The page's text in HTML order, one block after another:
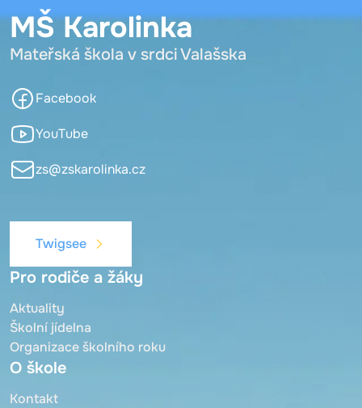
MŠ Karolinka
Mateřská škola v srdci Valašska
Facebook
YouTube
zs@zskarolinka.cz
Twigsee
Pro rodiče a žáky
Aktuality
Školní jídelna
Organizace školního roku
O škole
Kontakt